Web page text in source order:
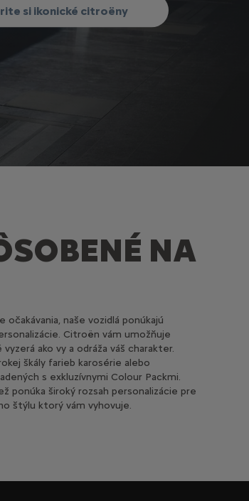
si ikonické citroëny
NA
očakávania, naše vozidlá ponúkajú
Citroën vám umožňuje
ako vy a odráža váš charakter.
škály farieb karosérie alebo
s exkluzívnymi Colour Packmi.
ponúka široký rozsah personalizácie pre
štýlu ktorý vám vyhovuje.